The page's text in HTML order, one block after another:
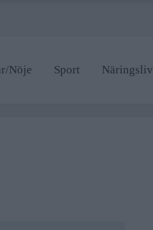
Nöje Sport Näringsliv